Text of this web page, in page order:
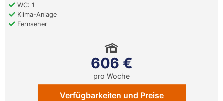
WC: 1
Klima-Anlage
Fernseher
606 €
pro Woche
Verfügbarkeiten und Preise